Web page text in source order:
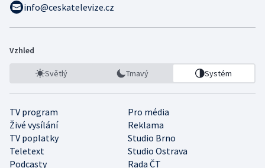
info@ceskatelevize.cz
Vzhled
Světlý Tmavý Systém
TV program
Pro média
Živé vysílání
Reklama
TV poplatky
Studio Brno
Teletext
Studio Ostrava
Podcasty
Rada ČT